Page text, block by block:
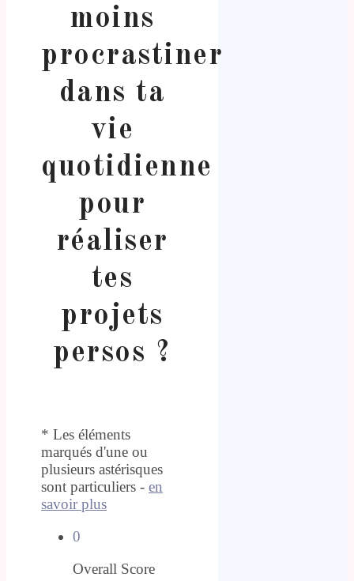
moins
procrastiner
dans ta
vie
quotidienne
pour
réaliser
tes
projets
persos ?
* Les éléments
marqués d'une ou
plusieurs astérisques
sont particuliers - en
savoir plus
0
Overall Score